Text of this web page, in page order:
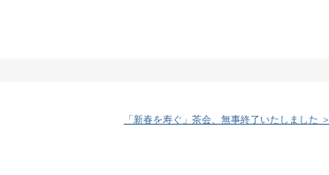
「新春を寿ぐ」茶会、無事終了いたしました ＞